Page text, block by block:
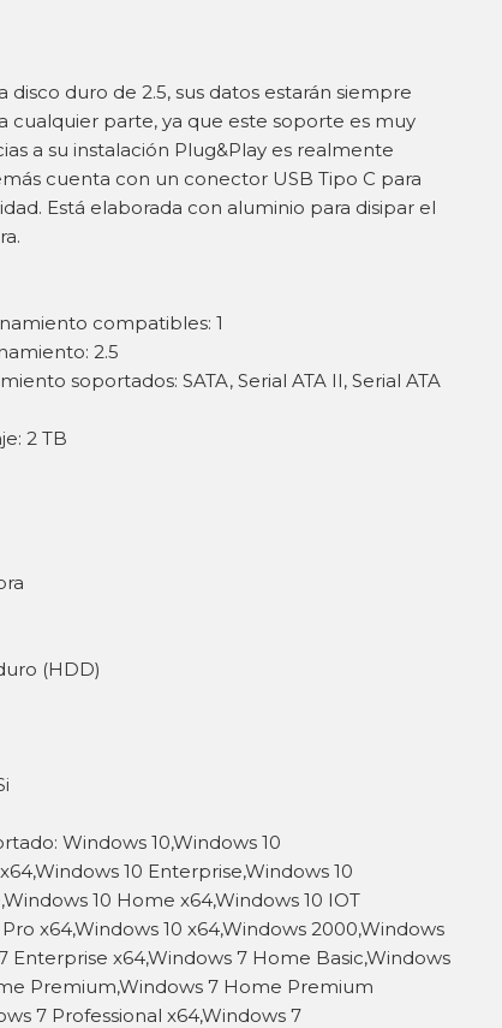
disco duro de 2.5, sus datos estarán siempre
cualquier parte, ya que este soporte es muy
a su instalación Plug&Play es realmente
cuenta con un conector USB Tipo C para
Está elaborada con aluminio para disipar el
compatibles: 1
2.5
soportados: SATA, Serial ATA II, Serial ATA
2 TB
(HDD)
Windows 10,Windows 10
10 Enterprise,Windows 10
10 Home x64,Windows 10 IOT
x64,Windows 10 x64,Windows 2000,Windows
Enterprise x64,Windows 7 Home Basic,Windows
Premium,Windows 7 Home Premium
7 Professional x64,Windows 7